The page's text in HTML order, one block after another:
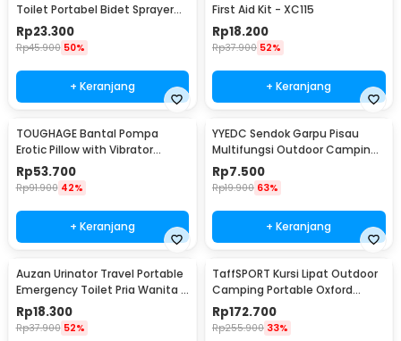
Toilet Portabel Bidet Sprayer
450ml - WR-450
Rp23.300
Rp45.900 50%
+ Keranjang
First Aid Kit - XC115
Rp18.200
Rp37.900 52%
+ Keranjang
TOUGHAGE Bantal Pompa
Erotic Pillow with Vibrator
Holder - PF3102
Rp53.700
Rp91.900 42%
+ Keranjang
YYEDC Sendok Garpu Pisau
Multifungsi Outdoor Camping
Spork EDC Tools - LX708
Rp7.500
Rp19.900 63%
+ Keranjang
Auzan Urinator Travel Portable
Emergency Toilet Pria Wanita -
C1676
Rp18.300
Rp37.900 52%
TaffSPORT Kursi Lipat Outdoor
Camping Portable Oxford
Folding Chair Low - SF733
Rp172.700
Rp255.900 33%